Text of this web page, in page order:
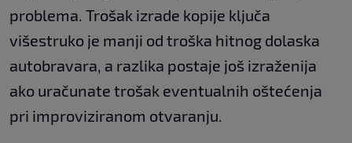
problema. Trošak izrade kopije ključa
višestruko je manji od troška hitnog dolaska
autobravara, a razlika postaje još izraženija
ako uračunate trošak eventualnih oštećenja
pri improviziranom otvaranju.